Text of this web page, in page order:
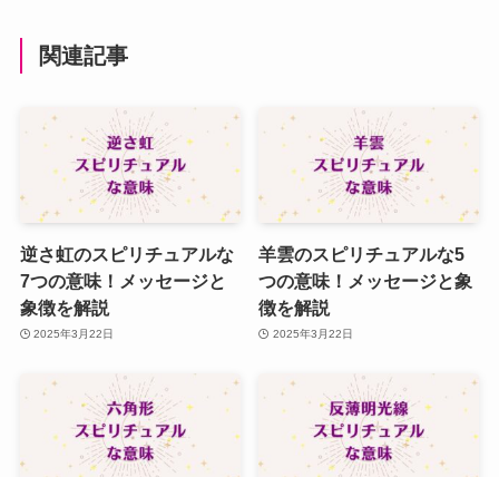
関連記事
逆さ虹のスピリチュアルな
7つの意味！メッセージと
象徴を解説
2025年3月22日
羊雲のスピリチュアルな5
つの意味！メッセージと象
徴を解説
2025年3月22日